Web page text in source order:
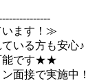
います！≫
いる方も安心♪
能です★★
面接で実施中！